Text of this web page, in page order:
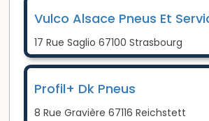
Vulco Alsace Pneus Et
17 Rue Saglio 67100 Strasbourg
Profil+ Dk Pneus
8 Rue Gravière 67116 Reichstett